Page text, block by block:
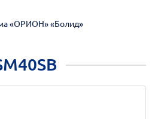
«ОРИОН» «Болид»